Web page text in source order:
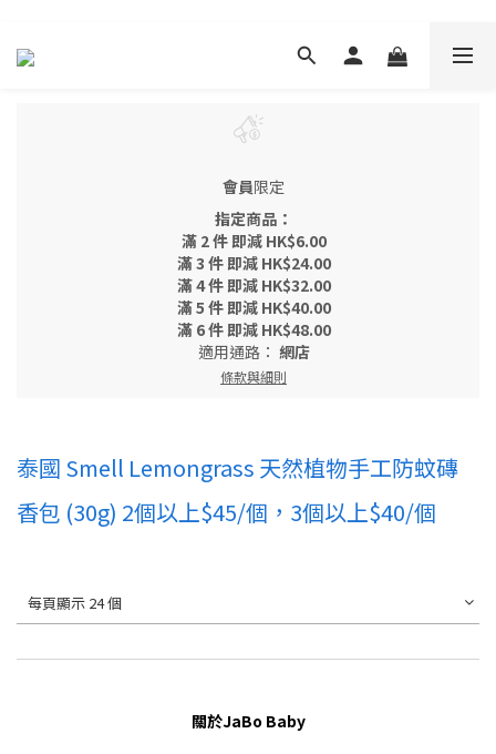
會員限定
指定商品：
滿 2 件 即減 HK$6.00
滿 3 件 即減 HK$24.00
滿 4 件 即減 HK$32.00
滿 5 件 即減 HK$40.00
滿 6 件 即減 HK$48.00
適用通路： 網店
條款與細則
泰國 Smell Lemongrass 天然植物手工防蚊磚
香包 (30g) 2個以上$45/個，3個以上$40/個
每頁顯示 24 個
關於JaBo Baby